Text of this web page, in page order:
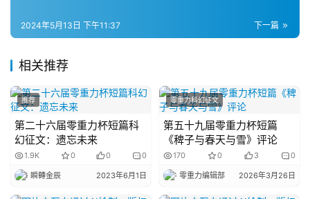
幻
讯
主
题
科
小
登录 下一篇
2024年5月13日 下午11:37
相关推荐
推荐
第二十六届零重力杯短篇科
幻征文：遗忘未来
1.9K 0 0 0
瞬轉金辰 2023年6月1日
零重力科幻征文
第五十九届零重力杯短篇
《稗子与春天与雪》评论
170 0 3 0
零重力编辑部 2026年3月26日